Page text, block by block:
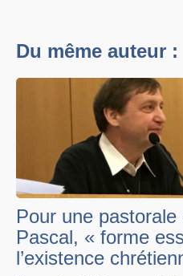
Du même auteur :
Pour une
Pascal, « forme
l’existence